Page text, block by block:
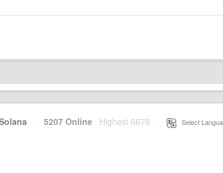
· 5207 Online Highest 6679 Select